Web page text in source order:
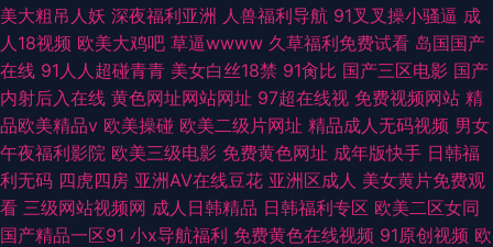
美大粗吊人妖 深夜福利亚洲 人兽福利导航 91叉叉操小骚逼 成
人18视频 欧美大鸡吧 草逼wwww 久草福利免费试看 岛国国产
在线 91人人超碰青青 美女白丝18禁 91肏比 国产三区电影 国产
内射后入在线 黄色网址网站网址 97超在线视 免费视频网站 精
品欧美精品v 欧美操碰 欧美二级片网址 精品成人无码视频 男女
午夜福利影院 欧美三级电影 免费黄色网址 成年版快手 日韩福
利无码 四虎四房 亚洲AV在线豆花 亚洲区成人 美女黄片免费观
看 三级网站视频网 成人日韩精品 日韩福利专区 欧美二区女同
国产精品一区91 小x导航福利 免费黄色在线视频 91原创视频 欧